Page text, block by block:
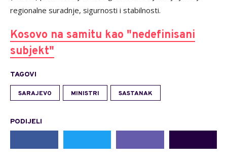
regionalne suradnje, sigurnosti i stabilnosti.
Kosovo na samitu kao "nedefinisani
subjekt"
TAGOVI
SARAJEVO MINISTRI SASTANAK
PODIJELI